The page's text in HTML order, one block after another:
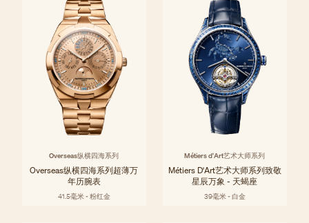
Overseas纵横四海系列
Overseas纵横四海系列超薄万
年历腕表
41.5毫米 - 粉红金
Métiers d'Art艺术大师系列
Métiers D'Art艺术大师系列致敬
星辰万象 - 天蝎座
39毫米 - 白金